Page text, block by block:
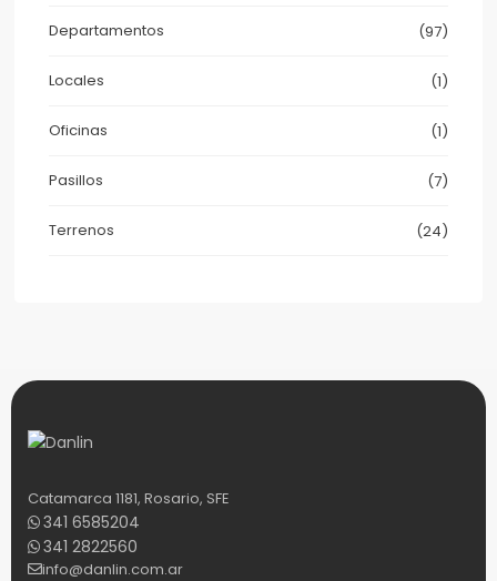
Departamentos (97)
Locales (1)
Oficinas (1)
Pasillos (7)
Terrenos (24)
Catamarca 1181, Rosario, SFE
341 6585204
341 2822560
info@danlin.com.ar